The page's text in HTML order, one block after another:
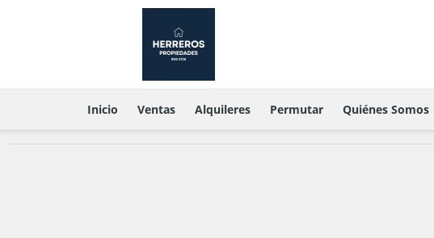
Inicio Ventas Alquileres Permutar Quiénes Somos